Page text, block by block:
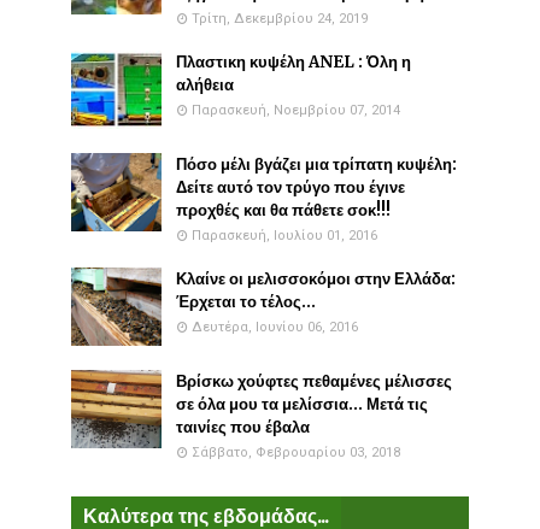
Τρίτη, Δεκεμβρίου 24, 2019
Πλαστικη κυψέλη ANEL : Όλη η
αλήθεια
Παρασκευή, Νοεμβρίου 07, 2014
Πόσο μέλι βγάζει μια τρίπατη κυψέλη:
Δείτε αυτό τον τρύγο που έγινε
προχθές και θα πάθετε σοκ!!!
Παρασκευή, Ιουλίου 01, 2016
Κλαίνε οι μελισσοκόμοι στην Ελλάδα:
Έρχεται το τέλος...
Δευτέρα, Ιουνίου 06, 2016
Βρίσκω χούφτες πεθαμένες μέλισσες
σε όλα μου τα μελίσσια... Μετά τις
ταινίες που έβαλα
Σάββατο, Φεβρουαρίου 03, 2018
Καλύτερα της εβδομάδας...